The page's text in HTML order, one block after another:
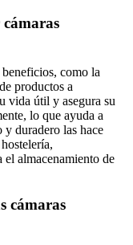
cámaras
como la
productos a
vida útil y asegura su
lo que ayuda a
y duradero las hace
almacenamiento de
cámaras